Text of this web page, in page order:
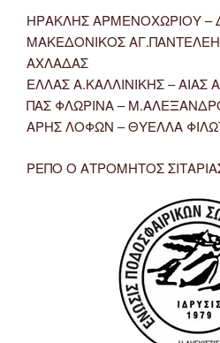
ΗΡΑΚΛΗΣ ΑΡΜΕΝΟΧΩΡΙΟΥ –
ΜΑΚΕΔΟΝΙΚΟΣ
ΑΧΛΑΔΑΣ
ΕΛΛΑΣ Α.ΚΑΛΛΙΝΙΚΗΣ –
ΠΑΣ ΦΛΩΡΙΝΑ –
ΑΡΗΣ ΛΟΦΩΝ – ΘΥΕΛΛΑ
ΡΕΠΟ Ο ΑΤΡΟΜΗΤΟΣ